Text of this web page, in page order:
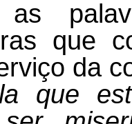
as
que
da
que